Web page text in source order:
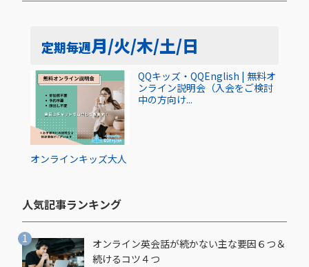
定期毎週月/火/木/土/日
オンラインキッズ大人
QQキッズ・QQEnglish | 無料オ
ンライン説明会（入会をご検討
中の方向け...
人気記事ランキング​
オンライン英会話が続かない主な要因６つ＆
続けるコツ４つ